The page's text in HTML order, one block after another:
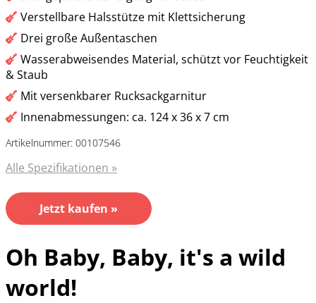
Verstellbare Halsstütze mit Klettsicherung
Drei große Außentaschen
Wasserabweisendes Material, schützt vor Feuchtigkeit
& Staub
Mit versenkbarer Rucksackgarnitur
Innenabmessungen: ca. 124 x 36 x 7 cm
Artikelnummer: 00107546
Alle Spezifikationen »
Jetzt kaufen »
Oh Baby, Baby, it's a wild
world!